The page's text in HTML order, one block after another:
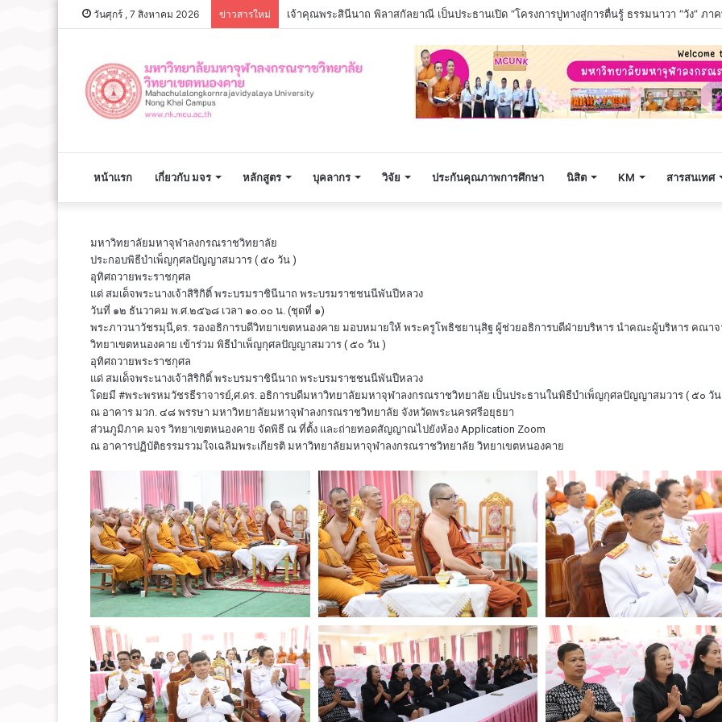
วันศุกร์ , 7 สิงหาคม 2026 ข่าวสารใหม่
หน้าแรก เกี่ยวกับ มจร หลักสูตร บุคลากร วิจัย ประกันคุณภาพการศึกษา นิสิต KM สารสนเทศ
มหาวิทยาลัยมหาจุฬาลงกรณราชวิทยาลัย
ประกอบพิธีบำเพ็ญกุศลปัญญาสมวาร ( ๕๐ วัน )
อุทิศถวายพระราชกุศล
แด่ สมเด็จพระนางเจ้าสิริกิติ์ พระบรมราชินีนาถ พระบรมราชชนนีพันปีหลวง
วันที่ ๑๒ ธันวาคม พ.ศ.๒๕๖๘ เวลา ๑๐.๐๐ น. (ชุดที่ ๑)
พระภาวนาวัชรมุนี,ดร. รองอธิการบดีวิทยาเขตหนองคาย มอบหมายให้ พระครูโพธิชยานุสิฐ ผู้ช่วยอธิการบดีฝ่ายบริหาร นำคณะผู้บริหาร คณ
วิทยาเขตหนองคาย เข้าร่วม พิธีบำเพ็ญกุศลปัญญาสมวาร ( ๕๐ วัน )
อุทิศถวายพระราชกุศล
แด่ สมเด็จพระนางเจ้าสิริกิติ์ พระบรมราชินีนาถ พระบรมราชชนนีพันปีหลวง
โดยมี #พระพรหมวัชรธีราจารย์,ศ.ดร. อธิการบดีมหาวิทยาลัยมหาจุฬาลงกรณราชวิทยาลัย เป็นประธานในพิธีบำเพ็ญกุศลปัญญาสมวาร ( ๕๐ วั
ณ อาคาร มวก. ๔๘ พรรษา มหาวิทยาลัยมหาจุฬาลงกรณราชวิทยาลัย จังหวัดพระนครศรีอยุธยา
ส่วนภูมิภาค มจร วิทยาเขตหนองคาย จัดพิธี ณ ที่ตั้ง และถ่ายทอดสัญญาณไปยังห้อง Application Zoom
ณ อาคารปฏิบัติธรรมรวมใจเฉลิมพระเกียรติ มหาวิทยาลัยมหาจุฬาลงกรณราชวิทยาลัย วิทยาเขตหนองคาย